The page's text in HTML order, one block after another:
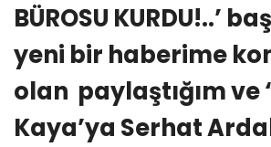
BÜROSU KURDU!..’
yeni bir haberime
olan paylaştığım ve
Kaya’ya Serhat